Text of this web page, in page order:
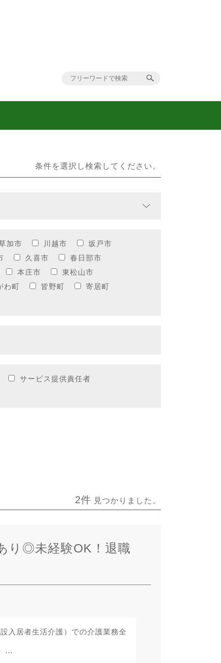
条件を選択し検索してください。
加市 川越市
坂戸市
久喜市
春日部市
本庄市
東松山市
わ町
皆野町 寄居町
サービス提供責任者
2件 見つかりました。
り◎未経験OK！退職
入居者生活介護）での介護業務全
...